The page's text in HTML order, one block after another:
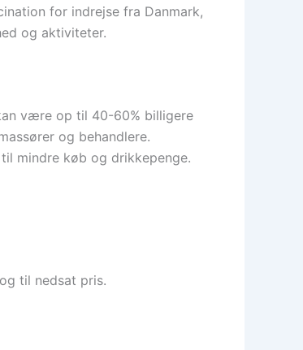
for indrejse fra Danmark,
og aktiviteter.
være op til 40-60% billigere
og behandlere.
mindre køb og drikkepenge.
til nedsat pris.